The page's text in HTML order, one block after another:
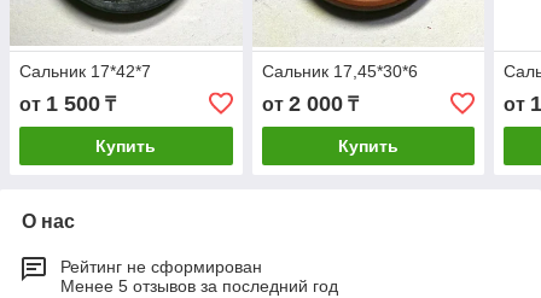
Сальник 17*42*7
от 1 500 ₸
Купить
Сальник 17,45*30*6
от 2 000₸
Купить
от
О нас
Рейтинг не сформирован
Менее 5 отзывов за последний год